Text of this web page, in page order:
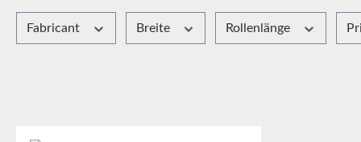
Fabricant Breite Rollenlänge